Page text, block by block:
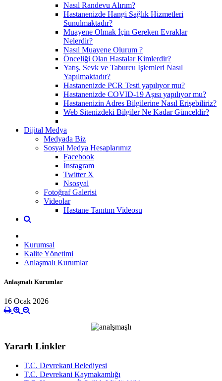
Nasıl Randevu Alırım?
Hastanenizde Hangi Sağlık Hizmetleri
Sunulmaktadır?
Muayene Olmak İçin Gereken Evraklar
Nelerdir?
Nasıl Muayene Olurum ?
Önceliği Olan Hastalar Kimlerdir?
Yatış, Sevk ve Taburcu İşlemleri Nasıl
Yapılmaktadır?
Hastanenizde PCR Testi yapılıyor mu?
Hastanenizde COVID-19 Aşısı yapılıyor mu?
Hastanenizin Adres Bilgilerine Nasıl Erişebiliriz?
Web Sitenizdeki Bilgiler Ne Kadar Günceldir?
Dijital Medya
Medyada Biz
Sosyal Medya Hesaplarımız
Facebook
İnstagram
Twitter X
Nsosyal
Fotoğraf Galerisi
Videolar
Hastane Tanıtım Videosu
Kurumsal
Kalite Yönetimi
Anlaşmalı Kurumlar
Anlaşmalı Kurumlar
16 Ocak 2026
Yararlı Linkler
T.C. Devrekani Belediyesi
T.C. Devrekani Kaymakamlığı